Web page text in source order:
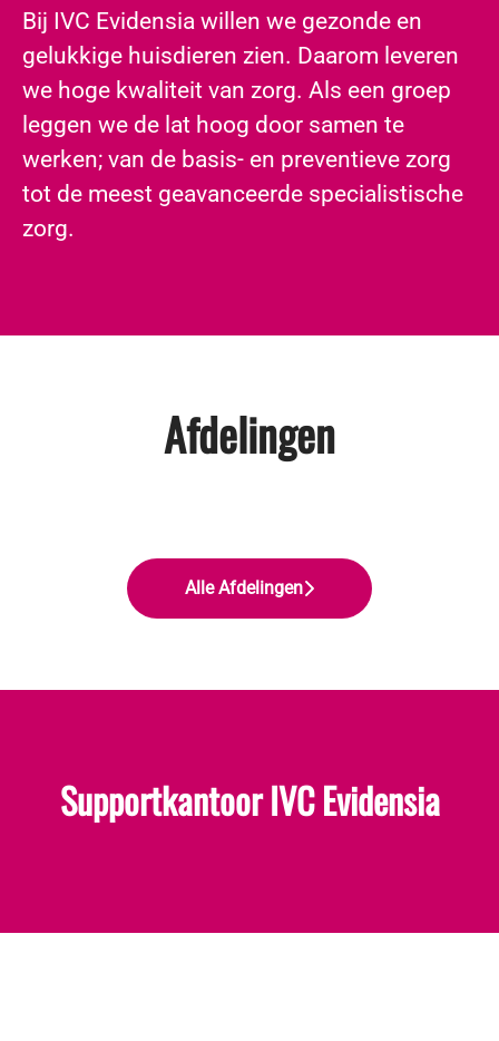
​Bij IVC Evidensia willen we gezonde en
gelukkige huisdieren zien. Daarom leveren
we hoge kwaliteit van zorg. Als een groep
leggen we de lat hoog door samen te
werken; van de basis- en preventieve zorg
tot de meest geavanceerde specialistische
zorg.
Afdelingen
Dierenartsen en specialisten
Management en support
Alle Afdelingen
Supportkantoor IVC Evidensia